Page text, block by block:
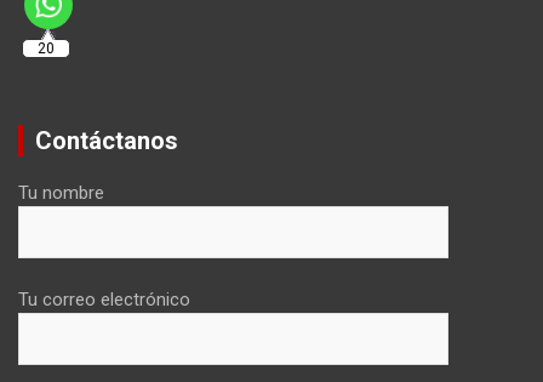
20
Contáctanos
Tu nombre
Tu correo electrónico